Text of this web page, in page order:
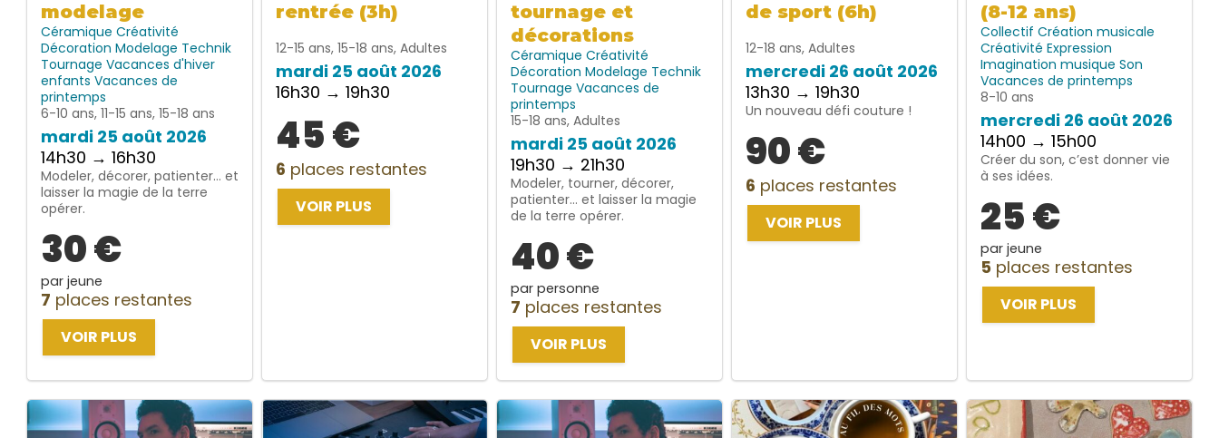
modelage
Céramique Créativité
Décoration Modelage Technik
Tournage Vacances d'hiver
enfants Vacances de
printemps
6-10 ans, 11-15 ans, 15-18 ans
mardi 25 août 2026
14h30 → 16h30
Modeler, décorer, patienter… et
laisser la magie de la terre
opérer.
30 €
par jeune
7 places restantes
VOIR PLUS
rentrée (3h)
12-15 ans, 15-18 ans, Adultes
mardi 25 août 2026
16h30 → 19h30
45 €
6 places restantes
VOIR PLUS
tournage et
décorations
Céramique Créativité
Décoration Modelage Technik
Tournage Vacances de
printemps
15-18 ans, Adultes
mardi 25 août 2026
19h30 → 21h30
Modeler, tourner, décorer,
patienter… et laisser la magie
de la terre opérer.
40 €
par personne
7 places restantes
VOIR PLUS
de sport (6h)
12-18 ans, Adultes
mercredi 26 août 2026
13h30 → 19h30
Un nouveau défi couture !
90 €
6 places restantes
VOIR PLUS
(8-12 ans)
Collectif Création musicale
Créativité Expression
Imagination musique Son
Vacances de printemps
8-10 ans
mercredi 26 août 2026
14h00 → 15h00
Créer du son, c’est donner vie
à ses idées.
25 €
par jeune
5 places restantes
VOIR PLUS